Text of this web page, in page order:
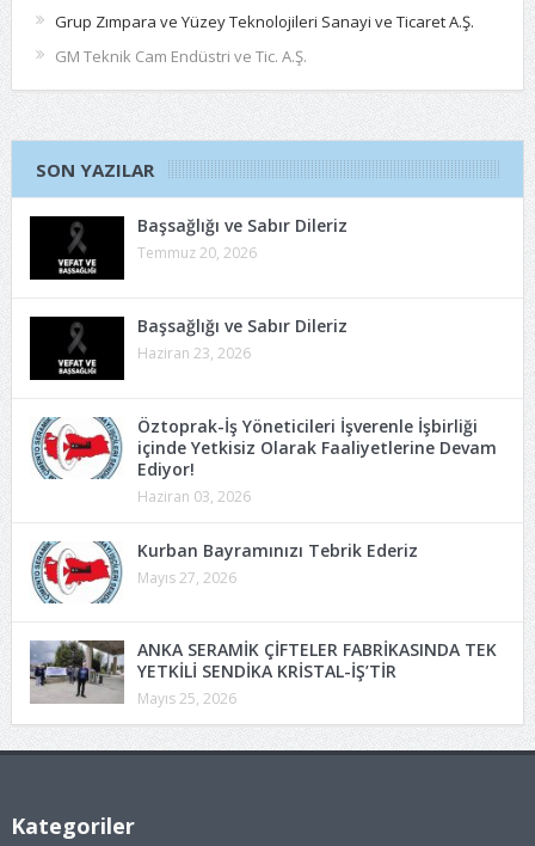
Grup Zımpara ve Yüzey Teknolojileri Sanayi ve Ticaret A.Ş.
GM Teknik Cam Endüstri ve Tic. A.Ş.
SON YAZILAR
Başsağlığı ve Sabır Dileriz
Temmuz 20, 2026
Başsağlığı ve Sabır Dileriz
Haziran 23, 2026
Öztoprak-İş Yöneticileri İşverenle İşbirliği
içinde Yetkisiz Olarak Faaliyetlerine Devam
Ediyor!
Haziran 03, 2026
Kurban Bayramınızı Tebrik Ederiz
Mayıs 27, 2026
ANKA SERAMİK ÇİFTELER FABRİKASINDA TEK
YETKİLİ SENDİKA KRİSTAL-İŞ’TİR
Mayıs 25, 2026
Kategoriler